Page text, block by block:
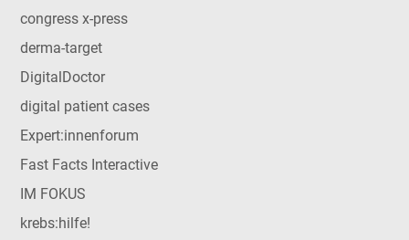
congress x-press
derma-target
DigitalDoctor
digital patient cases
Expert:innenforum
Fast Facts Interactive
IM FOKUS
krebs:hilfe!